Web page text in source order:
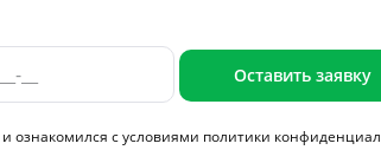
Оставить заявку
и ознакомился с условиями политики